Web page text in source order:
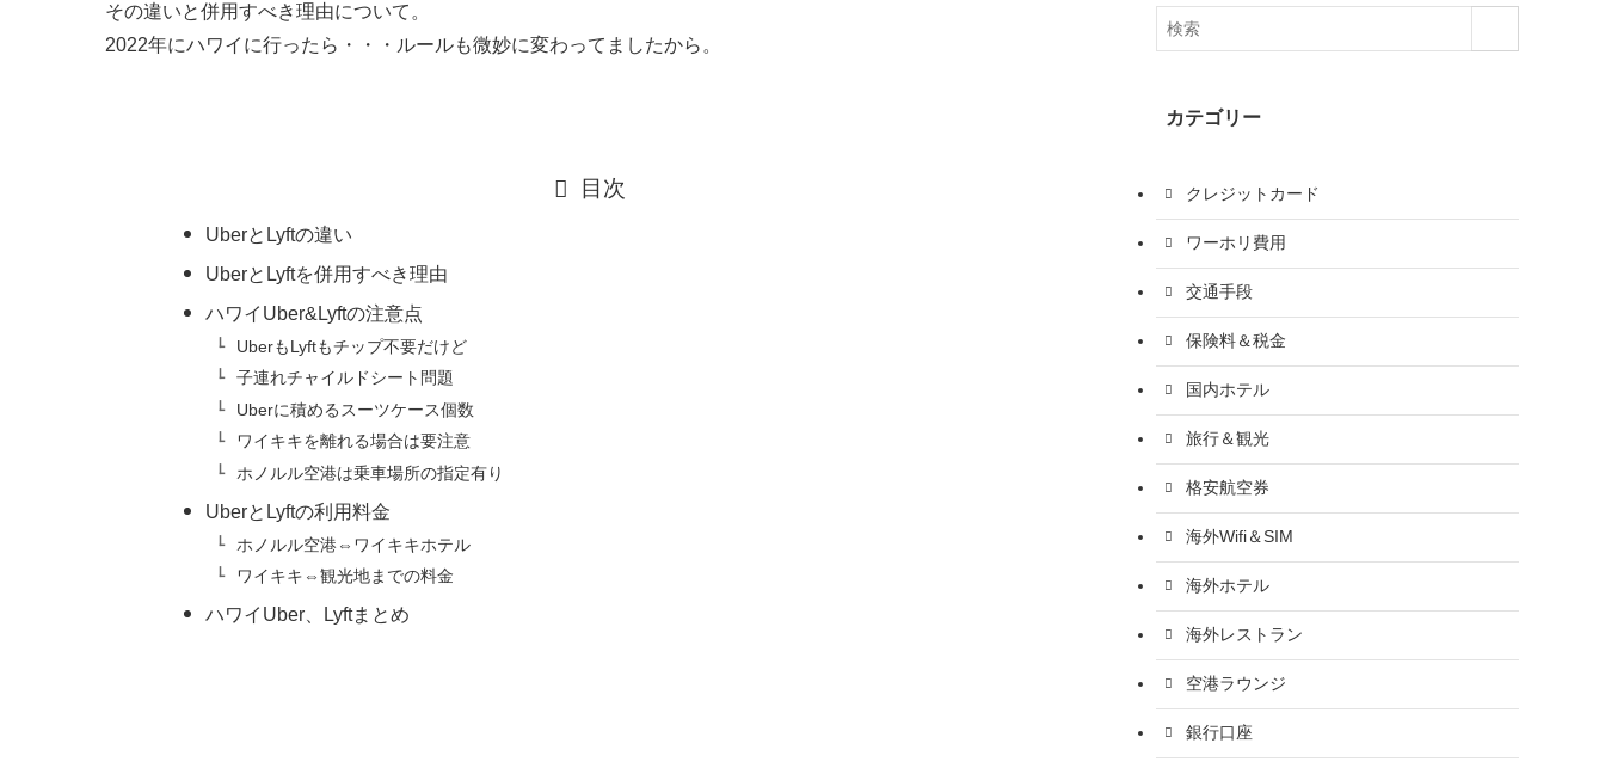
その違いと併用すべき理由について。
2022年にハワイに行ったら・・・ルールも微妙に変わってましたから。
目次
UberとLyftの違い
UberとLyftを併用すべき理由
ハワイUber&Lyftの注意点
UberもLyftもチップ不要だけど
子連れチャイルドシート問題
Uberに積めるスーツケース個数
ワイキキを離れる場合は要注意
ホノルル空港は乗車場所の指定有り
UberとLyftの利用料金
ホノルル空港⇔ワイキキホテル
ワイキキ⇔観光地までの料金
ハワイUber、Lyftまとめ
カテゴリー
クレジットカード
ワーホリ費用
交通手段
保険料＆税金
国内ホテル
旅行＆観光
格安航空券
海外Wifi＆SIM
海外ホテル
海外レストラン
空港ラウンジ
銀行口座